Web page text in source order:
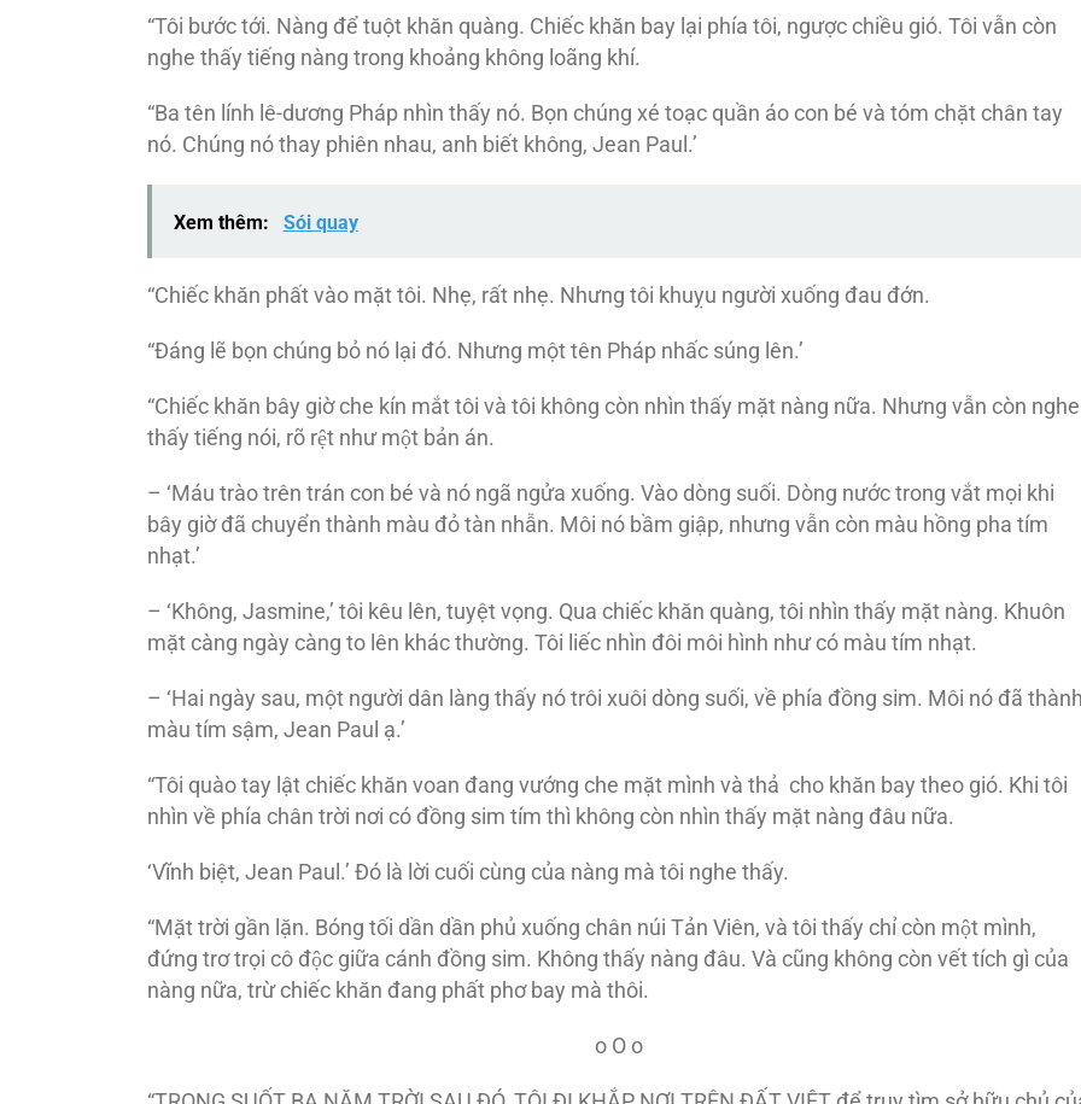
“Tôi bước tới. Nàng để tuột khăn quàng. Chiếc khăn bay lại phía tôi, ngược chiều gió. Tôi vẫn còn
nghe thấy tiếng nàng trong khoảng không loãng khí.
“Ba tên lính lê-dương Pháp nhìn thấy nó. Bọn chúng xé toạc quần áo con bé và tóm chặt chân tay
nó. Chúng nó thay phiên nhau, anh biết không, Jean Paul.’
Xem thêm: Sói quay
“Chiếc khăn phất vào mặt tôi. Nhẹ, rất nhẹ. Nhưng tôi khuỵu người xuống đau đớn.
“Ðáng lẽ bọn chúng bỏ nó lại đó. Nhưng một tên Pháp nhấc súng lên.’
“Chiếc khăn bây giờ che kín mắt tôi và tôi không còn nhìn thấy mặt nàng nữa. Nhưng vẫn còn nghe
thấy tiếng nói, rõ rệt như một bản án.
– ‘Máu trào trên trán con bé và nó ngã ngửa xuống. Vào dòng suối. Dòng nước trong vắt mọi khi
bây giờ đã chuyển thành màu đỏ tàn nhẫn. Môi nó bầm giập, nhưng vẫn còn màu hồng pha tím
nhạt.’
– ‘Không, Jasmine,’ tôi kêu lên, tuyệt vọng. Qua chiếc khăn quàng, tôi nhìn thấy mặt nàng. Khuôn
mặt càng ngày càng to lên khác thường. Tôi liếc nhìn đôi môi hình như có màu tím nhạt.
– ‘Hai ngày sau, một người dân làng thấy nó trôi xuôi dòng suối, về phía đồng sim. Môi nó đã thành
màu tím sậm, Jean Paul ạ.’
“Tôi quào tay lật chiếc khăn voan đang vướng che mặt mình và thả cho khăn bay theo gió. Khi tôi
nhìn về phía chân trời nơi có đồng sim tím thì không còn nhìn thấy mặt nàng đâu nữa.
‘Vĩnh biệt, Jean Paul.’ Ðó là lời cuối cùng của nàng mà tôi nghe thấy.
“Mặt trời gần lặn. Bóng tối dần dần phủ xuống chân núi Tản Viên, và tôi thấy chỉ còn một mình,
đứng trơ trọi cô độc giữa cánh đồng sim. Không thấy nàng đâu. Và cũng không còn vết tích gì của
nàng nữa, trừ chiếc khăn đang phất phơ bay mà thôi.
o O o